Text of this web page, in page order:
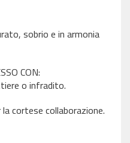
sobrio e in armonia
CON:
o infradito.
cortese collaborazione.